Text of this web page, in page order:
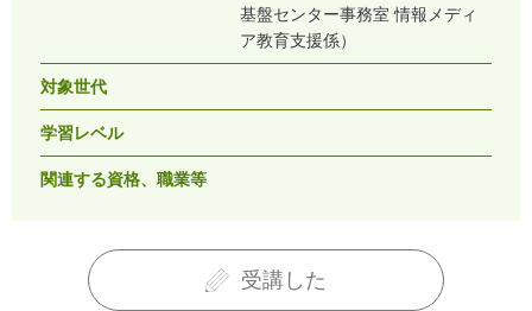
基盤センター事務室 情報メディ
ア教育支援係）
対象世代
学習レベル
関連する資格、職業等
受講した